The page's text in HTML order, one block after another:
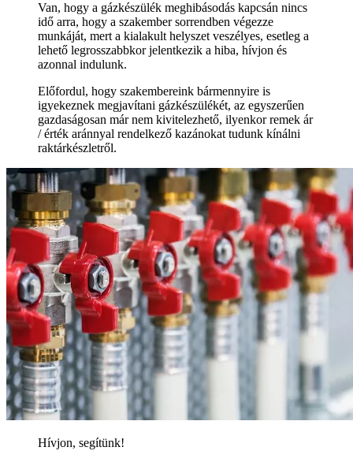
Van, hogy a gázkészülék meghibásodás kapcsán nincs
idő arra, hogy a szakember sorrendben végezze
munkáját, mert a kialakult helyszet veszélyes, esetleg a
lehető legrosszabbkor jelentkezik a hiba, hívjon és
azonnal indulunk.
Előfordul, hogy szakembereink bármennyire is
igyekeznek megjavítani gázkészülékét, az egyszerűen
gazdaságosan már nem kivitelezhető, ilyenkor remek ár
/ érték aránnyal rendelkező kazánokat tudunk kínálni
raktárkészletről.
Hívjon, segítünk!